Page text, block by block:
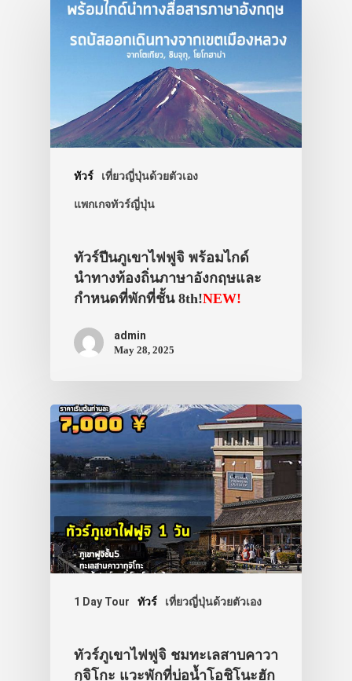
ทัวร์ เที่ยวญี่ปุ่นด้วยตัวเอง
แพกเกจทัวร์ญี่ปุ่น
ทัวร์ปีนภูเขาไฟฟูจิ พร้อมไกด์
นำทางท้องถิ่นภาษาอังกฤษและ
กำหนดที่พักที่ชั้น 8th!NEW!
admin
May 28, 2025
1 Day Tour ทัวร์ เที่ยวญี่ปุ่นด้วยตัวเอง
ทัวร์ภูเขาไฟฟูจิ ชมทะเลสาบคาวา
กุจิโกะ แวะพักที่บ่อน้ำโอชิโนะฮัก